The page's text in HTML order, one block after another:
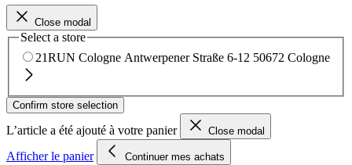
Close modal
Select a store
21RUN Cologne Antwerpener Straße 6-12 50672 Cologne
Confirm store selection
L’article a été ajouté à votre panier Close modal
Afficher le panier Continuer mes achats